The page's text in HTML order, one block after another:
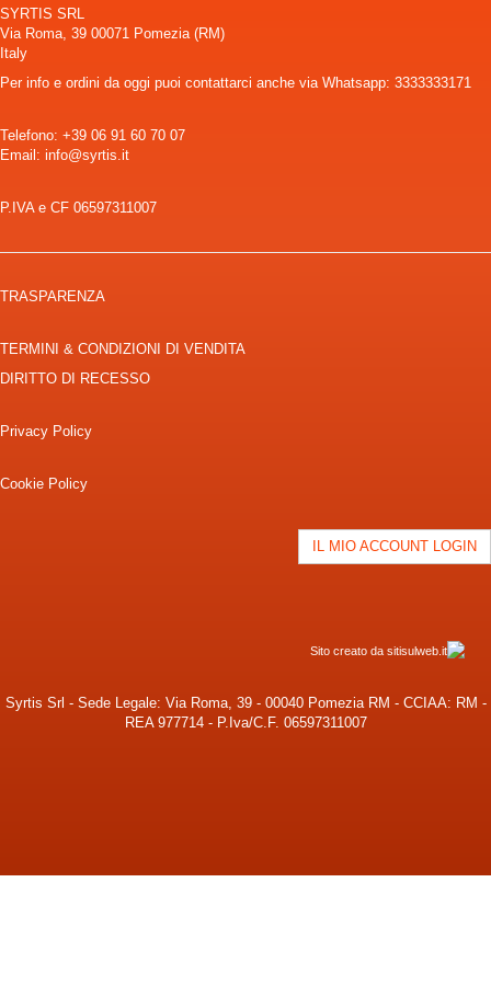
SYRTIS SRL
Via Roma, 39 00071 Pomezia (RM)
Italy
Per info e ordini da oggi puoi contattarci anche via Whatsapp: 3333333171
Telefono: +39 06 91 60 70 07
Email: info@syrtis.it
P.IVA e CF 06597311007
TRASPARENZA
TERMINI & CONDIZIONI DI VENDITA
DIRITTO DI RECESSO
Privacy Policy
Cookie Policy
IL MIO ACCOUNT LOGIN
Sito creato da sitisulweb.it
Syrtis Srl - Sede Legale: Via Roma, 39 - 00040 Pomezia RM - CCIAA: RM -
REA 977714 - P.Iva/C.F. 06597311007